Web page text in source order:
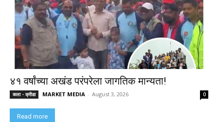
४१ वर्षांच्या अखंड परंपरेला जागतिक मान्यता!
कला - क्रीडा MARKET MEDIA - August 3, 2026 0
Read more